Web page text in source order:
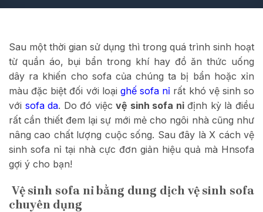
Sau một thời gian sử dụng thì trong quá trình sinh hoạt
từ quần áo, bụi bẩn trong khí hay đồ ăn thức uống
dây ra khiến cho sofa của chúng ta bị bẩn hoặc xỉn
màu đặc biệt đối với loại ghế sofa nỉ rất khó vệ sinh so
với sofa da. Do đó việcvệ sinh sofa nỉđịnh kỳ là điều
rất cần thiết đem lại sự mới mẻ cho ngôi nhà cũng như
nâng cao chất lượng cuộc sống. Sau đây là X cách vệ
sinh sofa nỉ tại nhà cực đơn giản hiệu quả mà Hnsofa
gợi ý cho bạn!
Vệ sinh sofa nỉ bằng dung dịch vệ sinh sofa
chuyên dụng